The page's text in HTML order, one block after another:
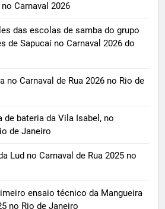
Carnaval 2026
das escolas de samba do grupo
de Sapucaí no Carnaval 2026 do
no Carnaval de Rua 2026 no Rio de
de bateria da Vila Isabel, no
de Janeiro
Lud no Carnaval de Rua 2025 no
ensaio técnico da Mangueira
no Rio de Janeiro